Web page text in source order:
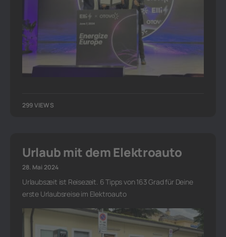
299 VIEWS
Urlaub mit dem Elektroauto
28. Mai 2024
Urlaubszeit ist Reisezeit. 6 Tipps von 163 Grad für Deine
erste Urlaubsreise im Elektroauto